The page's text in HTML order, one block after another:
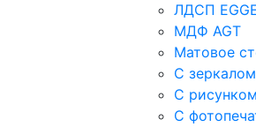
ЛДСП
МДФ AGT
Матовое
С зеркалом
С рисунком
С